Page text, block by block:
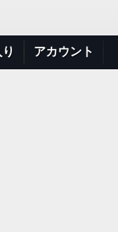
アカウント